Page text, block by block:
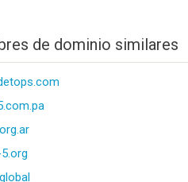
de dominio similares